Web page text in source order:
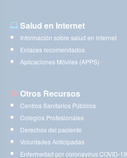
Salud en Internet
Información sobre salud en internet
Enlaces recomendados
Aplicaciones Móviles (APPS)
Otros Recursos
Centros Sanitarios Públicos
Colegios Profesionales
Derechos del paciente
Voluntades Anticipadas
Enfermedad por coronavirus COVID-19